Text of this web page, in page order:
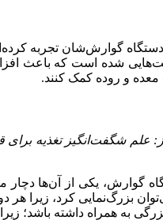
گوارش‌شان تجربه
شده است که باعث
معده و روده کمک کنند.
علم شگفت‌انگیز تغذیه
گوارش، یکی از آن‌ها
بزرگ‌نمایی کرد، زیرا هر
به همراه داشته باشد؛